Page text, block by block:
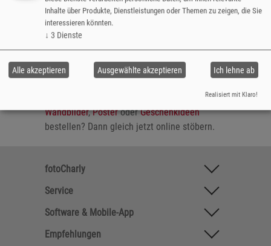
und Klammerheftungausgestattet. Der
Einband ist gleichzeitig die erste Fotobuch-
Seite und beliebig gestaltbar.
Wandbilder,PosteroderGeschenkideen
bestellen? Dann gleich jetzt online stöbern.
fotoCharly
Service
Software & Mobile-App
Empfehlungen
Inhalte über Produkte, Dienstleistungen oder Themen zu zeigen, die Sie
interessieren könnten.
↓ 3 Dienste
Ich lehne ab
Ausgewählte akzeptieren
Alle akzeptieren
Realisiert mit Klaro!